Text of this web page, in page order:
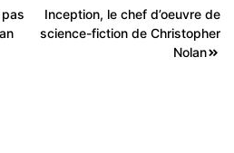
pas
Inception, le chef d’oeuvre de
science-fiction de Christopher
Nolan